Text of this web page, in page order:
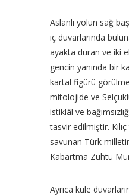
Aslanlı yolun sağ
iç duvarlarında
ayakta duran ve iki
gencin yanında bir
kartal figürü
mitolojide ve
istiklâl ve
tasvir edilmiştir.
savunan Türk
Kabartma Zühtü
Ayrıca kule